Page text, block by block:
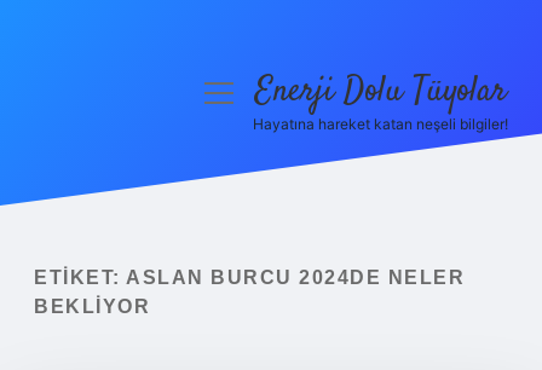
Yasal Uyarı
menüyüEnerji Dolu Tüyolar
Hayatına hareket katan neşeli bilgiler!
ETIKET: ASLAN BURCU 2024DE NELER
BEKLIYOR